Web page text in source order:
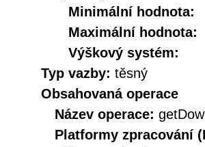
Minimální hodnota:
Maximální hodnota:
Výškový systém:
Typ vazby: těsný
Obsahovaná operace
Název operace:
Platformy zpracování